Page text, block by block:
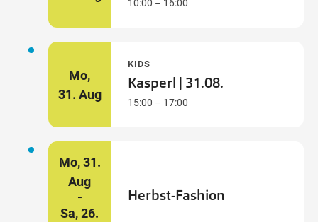
10:00 – 16:00
Mo,
31. Aug
KIDS
Kasperl | 31.08.
15:00 – 17:00
Mo, 31.
Aug
Sa,26.
Herbst-Fashion